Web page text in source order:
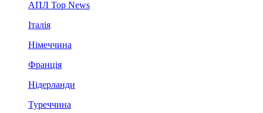
АПЛ Top News
Італія
Німеччина
Франція
Нідерланди
Туреччина